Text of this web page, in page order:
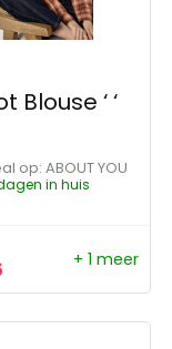
Blouse ‘ ‘
op:
ABOUT YOU
in huis
prijs
Huidige prijs is:
+ 1 meer